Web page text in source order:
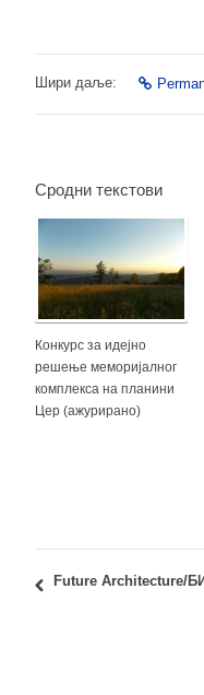
Шири даље:
Сродни текстови
Конкурс за идејно
решење меморијалног
комплекса на планини
Цер (ажурирано)